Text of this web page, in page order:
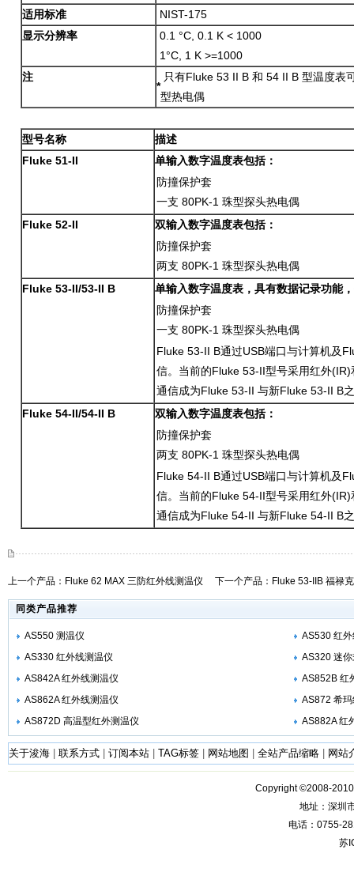
适用标准
NIST-175
显示分辨率
0.1 °C, 0.1 K < 1000
1°C, 1 K >=1000
注
*
只有Fluke 53 II B 和 54 II B 型温度表
型热电偶
型号名称
描述
Fluke 51-II
单输入数字温度表包括：
防撞保护套
一支 80PK-1 珠型探头热电偶
Fluke 52-II
双输入数字温度表包括：
防撞保护套
两支 80PK-1 珠型探头热电偶
Fluke 53-II/53-II B
单输入数字温度表，具有数据记录功能，
防撞保护套
一支 80PK-1 珠型探头热电偶
Fluke 53-II B通过USB端口与计算机及
信。当前的Fluke 53-II型号采用红外
通信成为Fluke 53-II 与新Fluke 53-II B
Fluke 54-II/54-II B
双输入数字温度表包括：
防撞保护套
两支 80PK-1 珠型探头热电偶
Fluke 54-II B通过USB端口与计算机及
信。当前的Fluke 54-II型号采用红外
通信成为Fluke 54-II 与新Fluke 54-II B
上一个产品： Fluke 62 MAX 三防红外线测温仪 下一个产品： Fluke 53-IIB 福禄
同类产品推荐
AS550 测温仪
AS530 红
AS330 红外线测温仪
AS320 迷
AS842A 红外线测温仪
AS852B 红
AS862A 红外线测温仪
AS872 希
AS872D 高温型红外测温仪
AS882A 红
关于浚海 联系方式 订阅本站 TAG标签 网站地图 全站产品缩略 网站
Copyright ©2008-
地址：深圳
电话：0755-
苏